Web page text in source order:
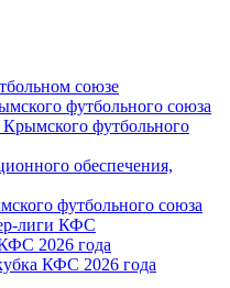
союзе
футбольного союза
футбольного
обеспечения,
футбольного союза
лиги КФС
2026 года
КФС 2026 года